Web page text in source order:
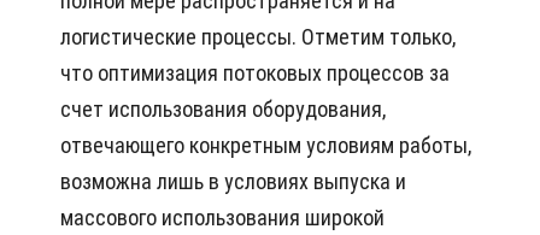
логистические процессы. Отметим только,
что оптимизация потоковых процессов за
счет использования оборудования,
отвечающего конкретным условиям работы,
возможна лишь в условиях выпуска и
массового использования широкой